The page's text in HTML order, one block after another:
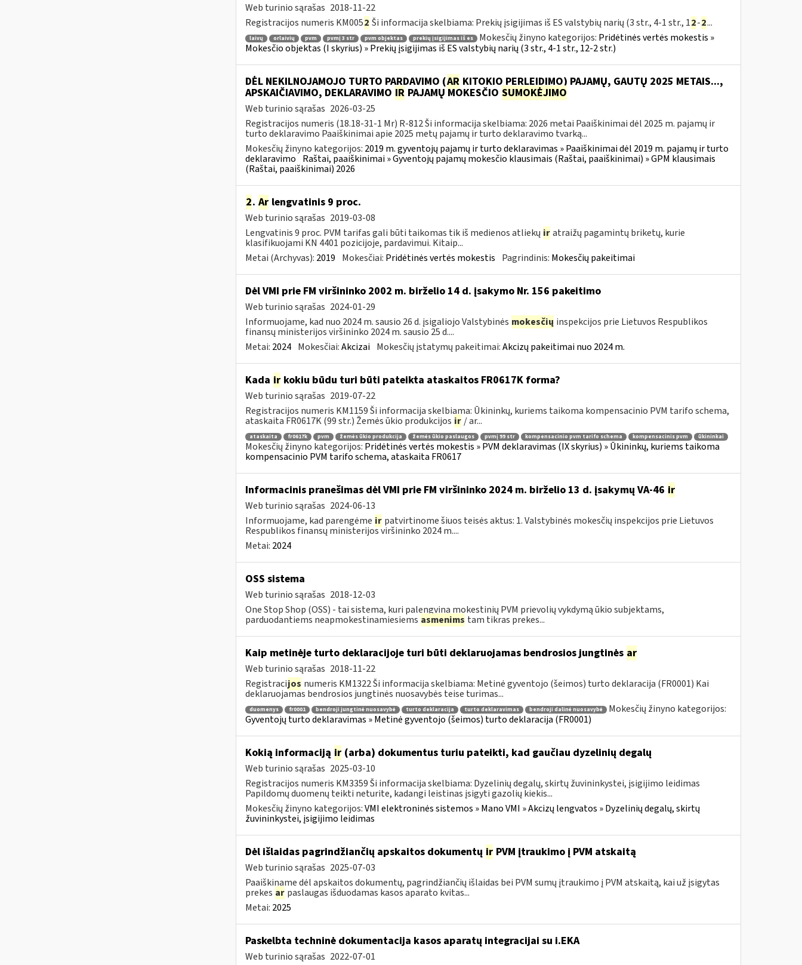
Web turinio sąrašas 2018-11-22
Registracijos numeris KM0052 Ši informacija skelbiama: Prekių įsigijimas iš ES valstybių narių (3 str., 4-1 str., 12-2...
laivų orlaivių pvm pvmį 3 str pvm objektas prekių įsigijimas iš es Mokesčių žinyno kategorijos: Pridėtinės vertės mokestis »
Mokesčio objektas (I skyrius) » Prekių įsigijimas iš ES valstybių narių (3 str., 4-1 str., 12-2 str.)
DĖL NEKILNOJAMOJO TURTO PARDAVIMO (AR KITOKIO PERLEIDIMO) PAJAMŲ, GAUTŲ 2025 METAIS...,
APSKAIČIAVIMO, DEKLARAVIMO IR PAJAMŲ MOKESČIO SUMOKĖJIMO
Web turinio sąrašas 2026-03-25
Registracijos numeris (18.18-31-1 Mr) R-812 Ši informacija skelbiama: 2026 metai Paaiškinimai dėl 2025 m. pajamų ir
turto deklaravimo Paaiškinimai apie 2025 metų pajamų ir turto deklaravimo tvarką...
Mokesčių žinyno kategorijos: 2019 m. gyventojų pajamų ir turto deklaravimas » Paaiškinimai dėl 2019 m. pajamų ir turto
deklaravimo Raštai, paaiškinimai » Gyventojų pajamų mokesčio klausimais (Raštai, paaiškinimai) » GPM klausimais
(Raštai, paaiškinimai) 2026
2. Arlengvatinis 9 proc.
Web turinio sąrašas 2019-03-08
Lengvatinis 9 proc. PVM tarifas gali būti taikomas tik iš medienos atliekų ir atraižų pagamintų briketų, kurie
klasifikuojami KN 4401 pozicijoje, pardavimui. Kitaip...
Metai (Archyvas): 2019 Mokesčiai: Pridėtinės vertės mokestis Pagrindinis: Mokesčių pakeitimai
Dėl VMI prie FM viršininko 2002 m. birželio 14 d. įsakymo Nr. 156 pakeitimo
Web turinio sąrašas 2024-01-29
Informuojame, kad nuo 2024 m. sausio 26 d. įsigaliojo Valstybinės mokesčių inspekcijos prie Lietuvos Respublikos
finansų ministerijos viršininko 2024 m. sausio 25 d....
Metai: 2024 Mokesčiai:Akcizai Mokesčių įstatymų pakeitimai:Akcizų pakeitimai nuo 2024 m.
Kada irkokiu būdu turi būti pateikta ataskaitos FR0617K forma?
Web turinio sąrašas 2019-07-22
Registracijos numeris KM1159 Ši informacija skelbiama: Ūkininkų, kuriems taikoma kompensacinio PVM tarifo schema,
ataskaita FR0617K (99 str.) Žemės ūkio produkcijos ir / ar...
ataskaita fr0617k pvm žemės ūkio produkcija žemės ūkio paslaugos pvmį 99 str kompensacinio pvm tarifo schema kompensacinis pvm ūkininkai
Mokesčių žinyno kategorijos: Pridėtinės vertės mokestis » PVM deklaravimas (IX skyrius) » Ūkininkų, kuriems taikoma
kompensacinio PVM tarifo schema, ataskaita FR0617
Informacinis pranešimas dėl VMI prie FM viršininko 2024 m. birželio 13 d. įsakymų VA-46 ir
Web turinio sąrašas 2024-06-13
Informuojame, kad parengėme ir patvirtinome šiuos teisės aktus: 1. Valstybinės mokesčių inspekcijos prie Lietuvos
Respublikos finansų ministerijos viršininko 2024 m....
Metai: 2024
OSS sistema
Web turinio sąrašas 2018-12-03
One Stop Shop (OSS) - tai sistema, kuri palengvina mokestinių PVM prievolių vykdymą ūkio subjektams,
parduodantiems neapmokestinamiesiems asmenims tam tikras prekes...
Kaip metinėje turto deklaracijoje turi būti deklaruojamas bendrosios jungtinės ar
Web turinio sąrašas 2018-11-22
Registracijos numeris KM1322 Ši informacija skelbiama: Metinė gyventojo (šeimos) turto deklaracija (FR0001) Kai
deklaruojamas bendrosios jungtinės nuosavybės teise turimas...
duomenys fr0001 bendroji jungtinė nuosavybė turto deklaracija turto deklaravimas bendroji dalinė nuosavybė
Mokesčių žinyno kategorijos:
Gyventojų turto deklaravimas » Metinė gyventojo (šeimos) turto deklaracija (FR0001)
Kokią informaciją ir(arba) dokumentus turiu pateikti, kad gaučiau dyzelinių degalų
Web turinio sąrašas 2025-03-10
Registracijos numeris KM3359 Ši informacija skelbiama: Dyzelinių degalų, skirtų žuvininkystei, įsigijimo leidimas
Papildomų duomenų teikti neturite, kadangi leistinas įsigyti gazolių kiekis...
Mokesčių žinyno kategorijos:VMI elektroninės sistemos » Mano VMI » Akcizų lengvatos » Dyzelinių degalų, skirtų
žuvininkystei, įsigijimo leidimas
Dėl išlaidas pagrindžiančių apskaitos dokumentų irPVM įtraukimo į PVM atskaitą
Web turinio sąrašas 2025-07-03
Paaiškiname dėl apskaitos dokumentų, pagrindžiančių išlaidas bei PVM sumų įtraukimo į PVM atskaitą, kai už įsigytas
prekes ar paslaugas išduodamas kasos aparato kvitas...
Metai: 2025
Paskelbta techninė dokumentacija kasos aparatų integracijai su i.EKA
Web turinio sąrašas 2022-07-01